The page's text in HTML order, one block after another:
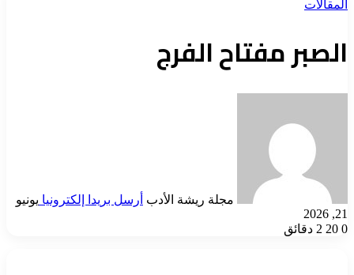
المقالات
الصبر مفتاح الفرج
مجلة ريشة الأدب أرسل بريدا إلكترونيا يونيو
21, 2026
0
2 دقائق